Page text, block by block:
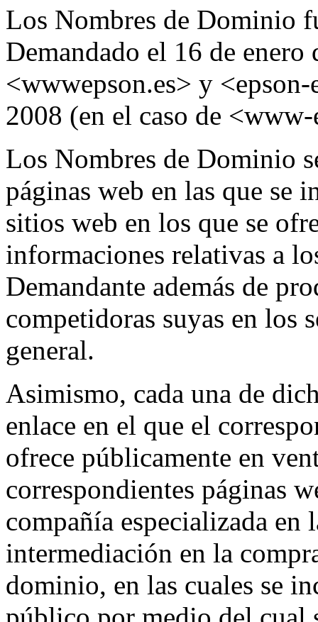
Los Nombres de Dominio
Demandado el 16 de enero
<wwwepson.es> y
2008 (en el caso de <www-
Los Nombres de Dominio
páginas web en las que se
sitios web en los que se
informaciones relativas a
Demandante además de
competidoras suyas en los
general.
Asimismo, cada una de
enlace en el que el
ofrece públicamente en
correspondientes páginas
compañía especializada en
intermediación en la
dominio, en las cuales se